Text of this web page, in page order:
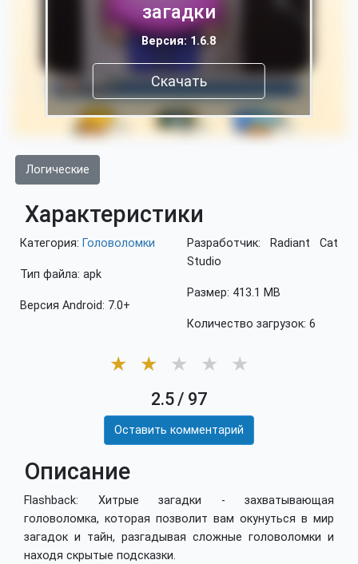
загадки
Версия: 1.6.8
Скачать
Логические
Характеристики
Категория: Головоломки
Тип файла: apk
Версия Android: 7.0+
Разработчик: Radiant Cat
Studio
Размер: 413.1 MB
Количество загрузок: 6
★ ★ ★ ★ ★
2.5/ 97
Оставить комментарий
Описание
Flashback: Хитрые загадки - захватывающая
головоломка, которая позволит вам окунуться в мир
загадок и тайн, разгадывая сложные головоломки и
находя скрытые подсказки.